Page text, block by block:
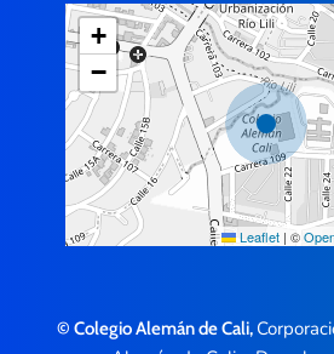
+
−
Leaflet | ©
© Colegio Alemán de Cali,